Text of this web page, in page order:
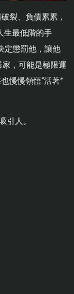
裂、負債累累，
生最低階的手
定懲罰他，讓他
，可能是極限運
慢慢領悟“活著”
引人。